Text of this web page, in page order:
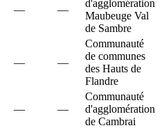
— —
d'agglomération
Maubeuge Val
de Sambre
— —
Communauté
de communes
des Hauts de
Flandre
— —
Communauté
d'agglomération
de Cambrai